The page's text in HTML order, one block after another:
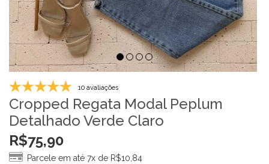
10 avaliações
Cropped Regata Modal Peplum
Detalhado Verde Claro
R$75,90
Parcele em até 7x de R$10,84